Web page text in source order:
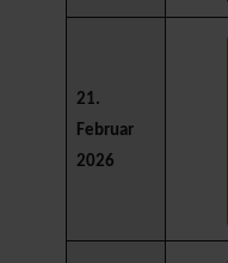
21.
Februar
2026